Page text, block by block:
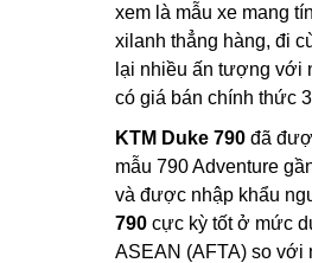
xem là mẫu xe mang
xilanh thẳng hàng, đi
lại nhiều ấn tượng với
có giá bán chính thức
KTM Duke 790 đã
mẫu 790 Adventure
và được nhập khẩu
790 cực kỳ tốt ở mức
ASEAN (AFTA) so với